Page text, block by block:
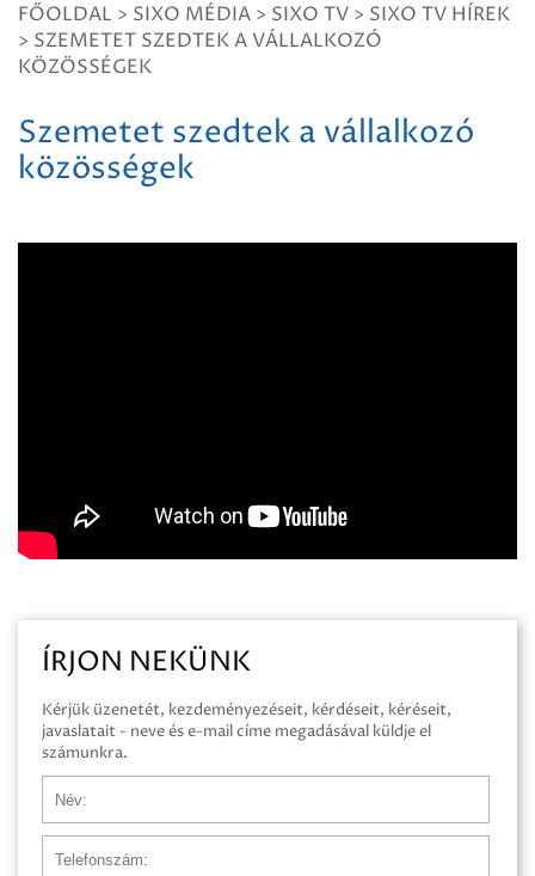
FŐOLDAL > SIXO MÉDIA > SIXO TV > SIXO TV HÍREK
> SZEMETET SZEDTEK A VÁLLALKOZÓ
KÖZÖSSÉGEK
Szemetet szedtek a vállalkozó
közösségek
ÍRJON NEKÜNK
Kérjük üzenetét, kezdeményezéseit, kérdéseit, kéréseit,
javaslatait - neve és e-mail címe megadásával küldje el
számunkra.